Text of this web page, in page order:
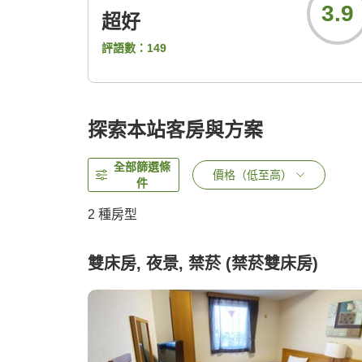
超好
評語數： 149
3.9
探索本站客房與方案
全部篩選條
件
價格（低至高）
2 種房型
雙床房, 夜景, 禁菸 (禁菸雙床房)